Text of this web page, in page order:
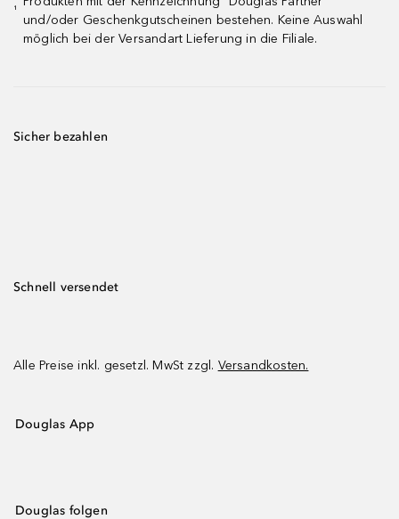
¹
und/oder Geschenkgutscheinen bestehen. Keine Auswahl
möglich bei der Versandart Lieferung in die Filiale.
Sicher bezahlen
Schnell versendet
Alle Preise inkl. gesetzl. MwSt zzgl. Versandkosten.
Douglas App
Douglas folgen